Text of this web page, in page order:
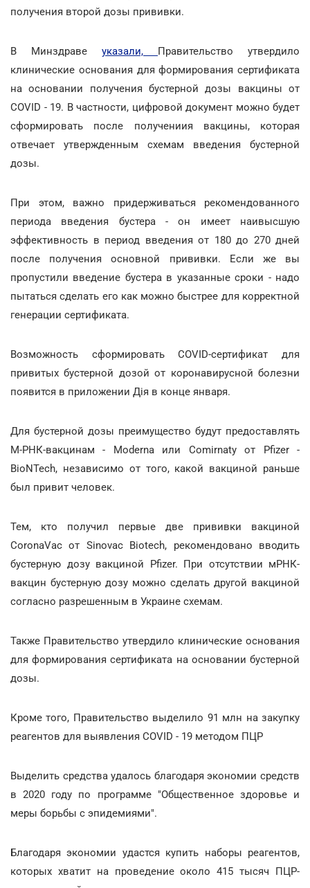
получения второй дозы прививки.
В Минздраве указали, Правительство утвердило
клинические основания для формирования сертификата
на основании получения бустерной дозы вакцины от
COVID - 19. В частности, цифровой документ можно будет
сформировать после получениия вакцины, которая
отвечает утвержденным схемам введения бустерной
дозы.
При этом, важно придерживаться рекомендованного
периода введения бустера - он имеет наивысшую
эффективность в период введения от 180 до 270 дней
после получения основной прививки. Если же вы
пропустили введение бустера в указанные сроки - надо
пытаться сделать его как можно быстрее для корректной
генерации сертификата.
Возможность сформировать COVID-сертификат для
привитых бустерной дозой от коронавирусной болезни
появится в приложении Дія в конце января.
Для бустерной дозы преимущество будут предоставлять
М-РНК-вакцинам - Moderna или Comirnaty от Pfizer -
BioNTech, независимо от того, какой вакциной раньше
был привит человек.
Тем, кто получил первые две прививки вакциной
CoronaVac от Sinovac Biotech, рекомендовано вводить
бустерную дозу вакциной Pfizer. При отсутствии мРНК-
вакцин бустерную дозу можно сделать другой вакциной
согласно разрешенным в Украине схемам.
Также Правительство утвердило клинические основания
для формирования сертификата на основании бустерной
дозы.
Кроме того, Правительство выделило 91 млн на закупку
реагентов для выявления COVID - 19 методом ПЦР
Выделить средства удалось благодаря экономии средств
в 2020 году по программе "Общественное здоровье и
меры борьбы с эпидемиями".
Благодаря экономии удастся купить наборы реагентов,
которых хватит на проведение около 415 тысяч ПЦР-